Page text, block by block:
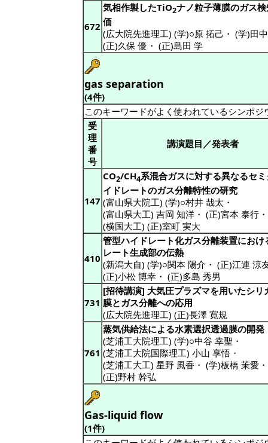
672
気相作製したTiO2ナノ粒子薄膜のガス
価
(広大院先進理工) (学)○原 拓己 ・ (学)田
(正)久保 優 ・ (正)島田 学
gas separation
(4件)
このキーワードがよく使われているシンポ
受
理
番
号
講演題目／発表者
147
CO2/CH4系混合ガスに対する異なるセ
イドレートのガス分離特性の研究
(富山県大院工) (学)○村井 哉太 ・
(富山県大工) 吉岡 知洋 ・ (正)宮本 泰行 ・
(横国大工) (正)室町 実大
410
管型ハイドレート化ガス分離装置におけ
レート生成部の伝熱
(新潟大自) (学)○関本 陽介 ・ (正)江連 涼
(正)小松 博幸 ・ (正)多島 秀男
731
[招待講演] 大気圧プラズマを用いたシリ
膜とガス分離への応用
(広大院先進理工) (正)長澤 寛規
761
蒸気供給法による水素選択透過膜の開発
(芝浦工大院理工) (学)○中谷 幸聖 ・
(芝浦工大院国際理工) 小山 享悟 ・
(芝浦工大工) 星野 風香 ・ (学)板橋 茉愛 ・
(正)野村 幹弘
Gas-liquid flow
(1件)